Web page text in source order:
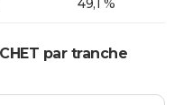
49,1 %
par tranche